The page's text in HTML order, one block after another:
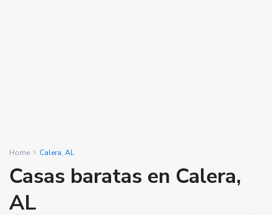
Home Calera, AL
Casas baratas en Calera,
AL